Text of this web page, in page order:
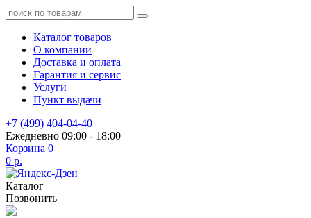
Каталог товаров
О компании
Доставка и оплата
Гарантия и сервис
Услуги
Пункт выдачи
+7 (499) 404-04-40
Ежедневно 09:00 - 18:00
Корзина 0
0 р.
Каталог
Позвонить